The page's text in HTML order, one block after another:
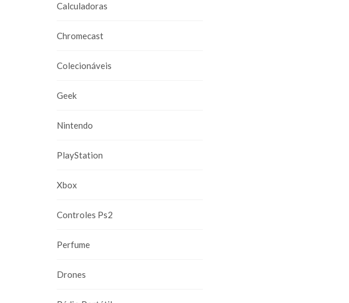
Calculadoras
Chromecast
Colecionáveis
Geek
Nintendo
PlayStation
Xbox
Controles Ps2
Perfume
Drones